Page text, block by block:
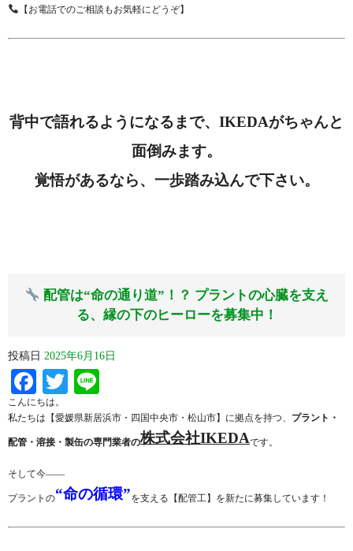
【お電話でのご相談もお気軽にどうぞ】
背中で語れるようになるまで、IKEDAがちゃんと
面倒みます。
覚悟があるなら、一歩踏み込んで下さい。
配管は“命の通り道”！？ プラントの心臓を支え
る、縁の下のヒーローを募集中！
投稿日 2025年6月16日
Facebook
Twitter
こんにちは。
私たちは【愛媛県新居浜市・四国中央市・松山市】に拠点を持つ、 プラント・
配管・溶接・製缶の専門業者の株式会社IKEDAです。
そして今――
プラントの“命の循環”を支える【配管工】を新たに募集しています！